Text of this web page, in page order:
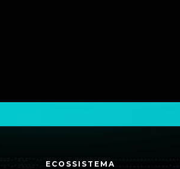
ECOSSISTEMA